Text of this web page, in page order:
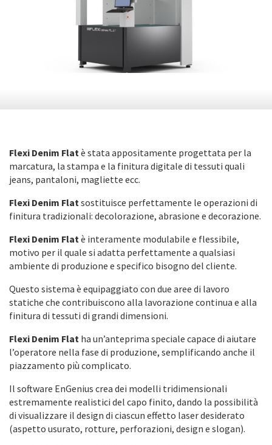
Flexi Denim Flatè stata appositamente progettata per la
marcatura, la stampa e la finitura digitale di tessuti quali
jeans, pantaloni, magliette ecc.
Flexi Denim Flatsostituisce perfettamente le operazioni di
finitura tradizionali: decolorazione, abrasione e decorazione.
Flexi Denim Flatè interamente modulabile e flessibile,
motivo per il quale si adatta perfettamente a qualsiasi
ambiente di produzione e specifico bisogno del cliente.
Questo sistema è equipaggiato con due aree di lavoro
statiche che contribuiscono alla lavorazione continua e alla
finitura di tessuti di grandi dimensioni.
Flexi Denim Flat ha un’anteprima speciale capace di aiutare
l’operatore nella fase di produzione, semplificando anche il
piazzamento più complicato.
Il software EnGenius crea dei modelli tridimensionali
estremamente realistici del capo finito, dando la possibilità
di visualizzare il design di ciascun effetto laser desiderato
(aspetto usurato, rotture, perforazioni, design e slogan).